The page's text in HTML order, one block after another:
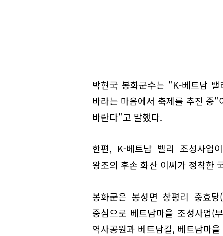
박현국 봉화군수는 "K-베트남
바라는 마음에서 축제를 추진 중
바란다"고 말했다.
한편, K-베트남 벨리 조성사업
왕조의 후손 화산 이씨가 정착한
봉화군은 봉성면 창평리 충효
중심으로 베트남마을 조성사업(
역사공원과 베트남길, 베트남마